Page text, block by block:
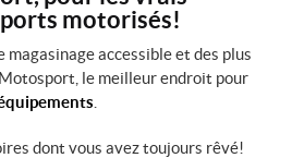
motorisés!
magasinage accessible et des plus
le meilleur endroit pour
dont vous avez toujours rêvé!